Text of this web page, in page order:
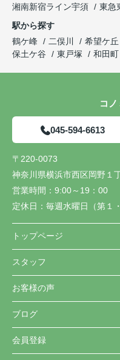
湘南新宿ライン宇須
東急
駅から探す
鶴ケ峰
二俣川 希望ケ丘
保土ケ谷
東戸塚 和田町
コ
045-594-6613
〒220-0073
神奈川県横浜市西区岡野１
営業時間： 9:00～19：00
定休日： 毎週水曜日（第１
トップページ
スタッフ
お客様の声
ブログ
会員登録